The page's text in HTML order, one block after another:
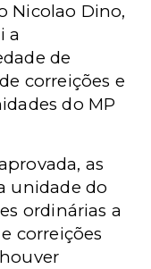
Nicolao Dino,
a
de
correições e
do MP
as
unidade do
ordinárias a
correições